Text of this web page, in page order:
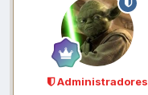
Administradores